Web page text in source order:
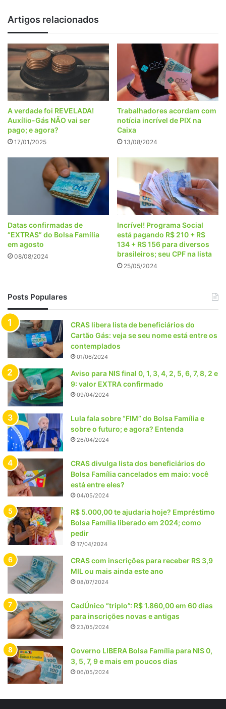
Família
Artigos relacionados
A verdade foi REVELADA!
Auxílio-Gás NÃO vai ser
pago; e agora?
17/01/2025
Trabalhadores acordam com
notícia incrível de PIX na
Caixa
13/08/2024
Datas confirmadas de
“EXTRAS” do Bolsa Família
em agosto
08/08/2024
Incrível! Programa Social
está pagando R$ 210 + R$
134 + R$ 156 para diversos
brasileiros; seu CPF na lista
25/05/2024
Posts Populares
CRAS libera lista de beneficiários do
Cartão Gás: veja se seu nome está entre os
contemplados
01/06/2024
Aviso para NIS final 0, 1, 3, 4, 2, 5, 6, 7, 8, 2 e
9: valor EXTRA confirmado
09/04/2024
Lula fala sobre “FIM” do Bolsa Família e
sobre o futuro; e agora? Entenda
26/04/2024
CRAS divulga lista dos beneficiários do
Bolsa Família cancelados em maio: você
está entre eles?
04/05/2024
R$ 5.000,00 te ajudaria hoje? Empréstimo
Bolsa Família liberado em 2024; como
pedir
17/04/2024
CRAS com inscrições para receber R$ 3,9
MIL ou mais ainda este ano
08/07/2024
CadÚnico “triplo”: R$ 1.860,00 em 60 dias
para inscrições novas e antigas
23/05/2024
Governo LIBERA Bolsa Família para NIS 0,
3, 5, 7, 9 e mais em poucos dias
06/05/2024